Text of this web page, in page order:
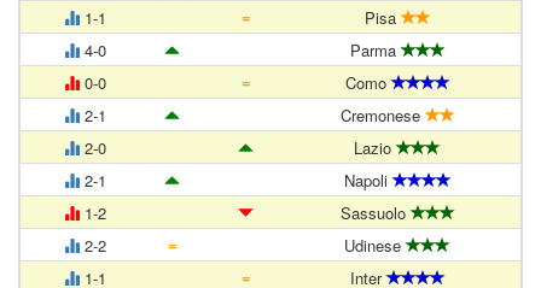
1-1
=
Pisa
4-0
Parma
0-0
=
Como
2-1
Cremonese
2-0
Lazio
2-1
Napoli
1-2
Sassuolo
2-2
=
Udinese
1-1
= Inter